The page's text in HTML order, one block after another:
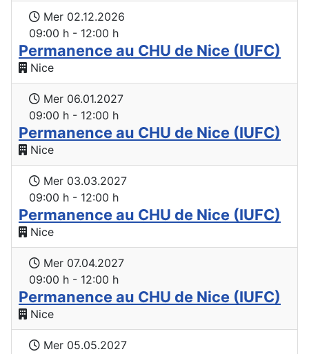
Mer 02.12.2026
09:00 h - 12:00 h
Permanence au CHU de Nice (IUFC)
Nice
Mer 06.01.2027
09:00 h - 12:00 h
Permanence au CHU de Nice (IUFC)
Nice
Mer 03.03.2027
09:00 h - 12:00 h
Permanence au CHU de Nice (IUFC)
Nice
Mer 07.04.2027
09:00 h - 12:00 h
Permanence au CHU de Nice (IUFC)
Nice
Mer 05.05.2027